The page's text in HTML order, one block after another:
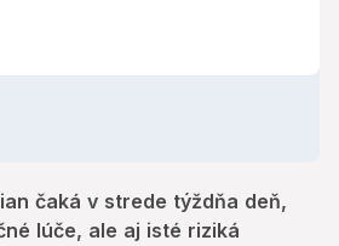
čaká v strede týždňa deň,
lúče, ale aj isté riziká